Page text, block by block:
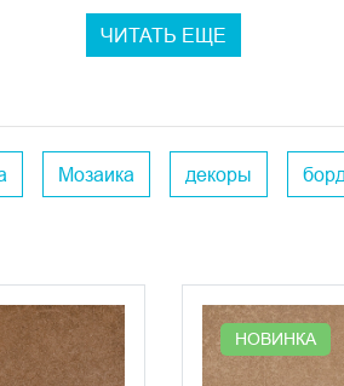
паттерн с
точечно и оживляет раскладку
ЧИТАТЬ ЕЩЕ
Мозаика декоры
НОВИНКА